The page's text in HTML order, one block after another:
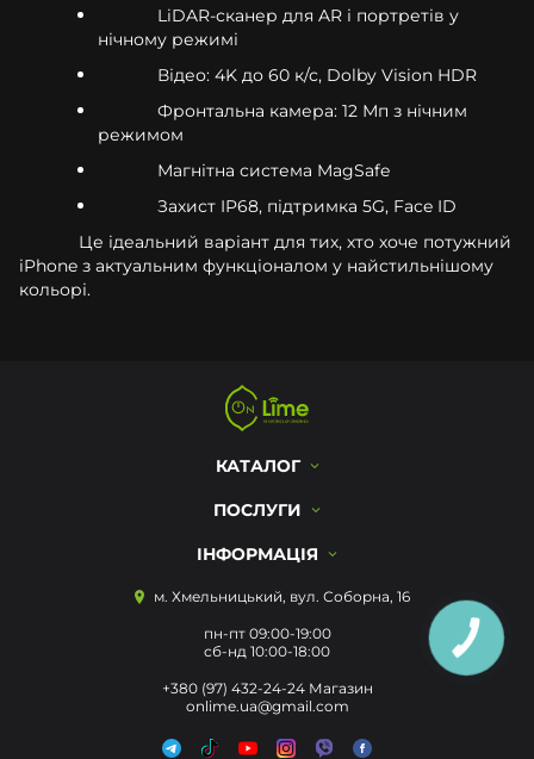
LiDAR-сканер для AR і портретів у
нічному режимі
Відео: 4K до 60 к/с, Dolby Vision HDR
Фронтальна камера: 12 Мп з нічним
режимом
Магнітна система MagSafe
Захист IP68, підтримка 5G, Face ID
Це ідеальний варіант для тих, хто хоче потужний
iPhone з актуальним функціоналом у найстильнішому
кольорі.
КАТАЛОГ
ПОСЛУГИ
ІНФОРМАЦІЯ
м. Хмельницький, вул. Соборна, 16
пн-пт 09:00-19:00
сб-нд 10:00-18:00
+380 (97) 432-24-24 Магазин
onlime.ua@gmail.com
КНОПКА
ЗВ'ЯЗКУ